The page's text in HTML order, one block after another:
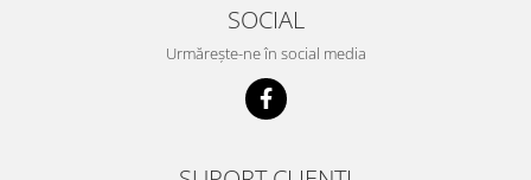
SOCIAL
Urmărește-ne în social media